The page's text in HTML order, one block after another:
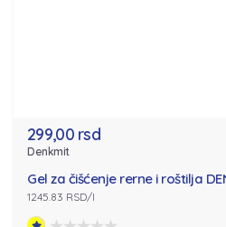
299,00 rsd
Denkmit
Gel za čišćenje rerne i roštilja
1245.83 RSD/l